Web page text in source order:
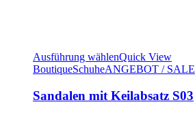
Ausführung wählenQuick View
BoutiqueSchuheANGEBOT / SALE
Sandalen mit Keilabsatz S03